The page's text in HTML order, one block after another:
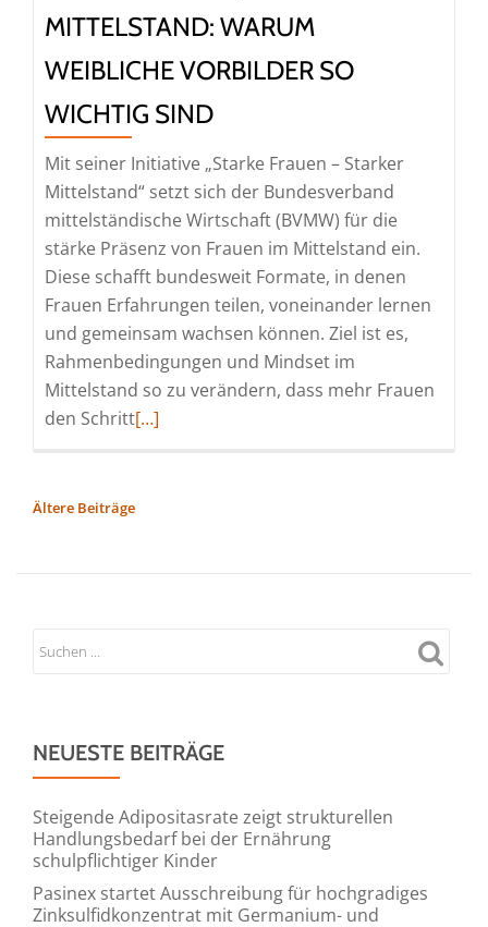
MITTELSTAND: WARUM
WEIBLICHE VORBILDER SO
WICHTIG SIND
Mit seiner Initiative „Starke Frauen – Starker
Mittelstand“ setzt sich der Bundesverband
mittelständische Wirtschaft (BVMW) für die
stärke Präsenz von Frauen im Mittelstand ein.
Diese schafft bundesweit Formate, in denen
Frauen Erfahrungen teilen, voneinander lernen
und gemeinsam wachsen können. Ziel ist es,
Rahmenbedingungen und Mindset im
Mittelstand so zu verändern, dass mehr Frauen
den SchrittRead
Starke
Vorbilder
sind
[…]
BEITRAGSNAVIGATION
Ältere Beiträge
NEUESTE BEITRÄGE
Steigende Adipositasrate zeigt strukturellen
Handlungsbedarf bei der Ernährung
schulpflichtiger Kinder
Pasinex startet Ausschreibung für hochgradiges
Zinksulfidkonzentrat mit Germanium- und